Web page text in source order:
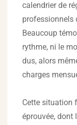
calendrier de
professionnels
Beaucoup
rythme, ni le
dus, alors
charges
Cette situation
éprouvée, dont